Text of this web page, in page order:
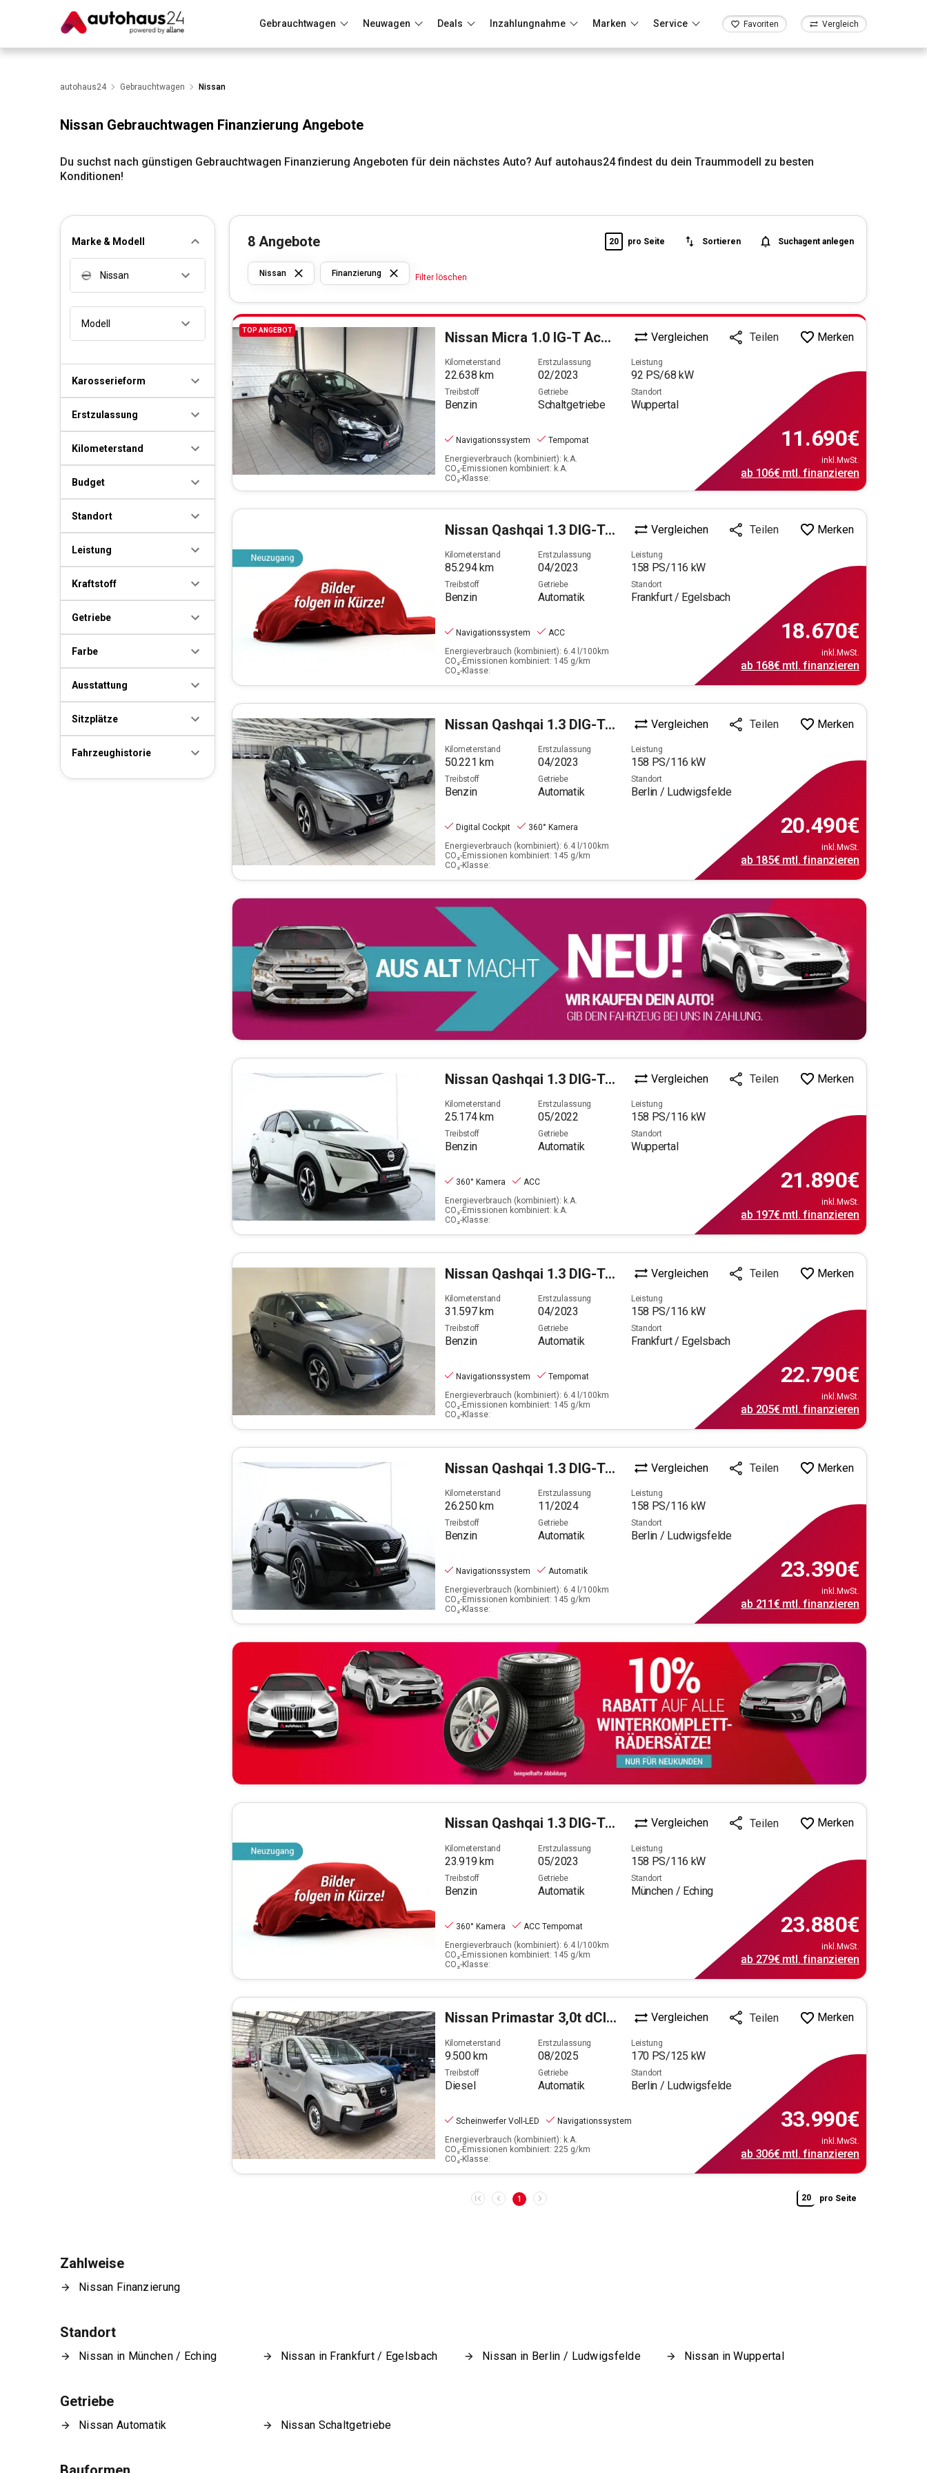
Gebrauchtwagen Neuwagen Deals Inzahlungnahme Marken Service Favoriten Vergleich
Wir bewerten dein AutoRund um die Inzahlungnahme
autohaus24 Gebrauchtwagen Nissan
Nissan Gebrauchtwagen Finanzierung Angebote
Du suchst nach günstigen Gebrauchtwagen Finanzierung Angeboten für dein nächstes Auto? Auf autohaus24 findest du dein Traummodell zu besten
Konditionen!
Marke & Modell
Nissan
Modell
Karosserieform
Erstzulassung
Kilometerstand
Budget
Standort
Leistung
Kraftstoff
Getriebe
Farbe
Ausstattung
Sitzplätze
Fahrzeughistorie
8 Angebote
Filter löschen
20 pro Seite Sortieren Suchagent anlegen
Nissan Finanzierung Filter löschen
TOP ANGEBOT Nissan Micra 1.0 IG-T Acenta (Start/Stopp)(EURO 6d) Vergleichen Teilen Merken
Kilometerstand
22.638 km
Erstzulassung
02/2023
Leistung
92 PS/68 kW
Treibstoff
Benzin
Getriebe
Schaltgetriebe
Standort
Wuppertal
Navigationssystem
Tempomat
Energieverbrauch (kombiniert): k.A.
CO₂-Emissionen kombiniert: k.A.
CO₂-Klasse:
11.690€
inkl.MwSt.
ab 106€mtl. finanzieren
Nissan Qashqai 1.3 DIG-T N-Connecta (EURO 6d) Vergleichen Teilen Merken
Kilometerstand
85.294km
Erstzulassung
04/2023
Leistung
158 PS/116 kW
Treibstoff
Benzin
Getriebe
Automatik
Standort
Frankfurt / Egelsbach
Navigationssystem
ACC
Energieverbrauch (kombiniert): 6.4 l/100km
CO₂-Emissionen kombiniert: 145 g/km
CO₂-Klasse:
18.670€
inkl.MwSt.
ab 168€mtl. finanzieren
Nissan Qashqai 1.3 DIG-T N-Connecta (EURO 6d) Vergleichen Teilen Merken
Kilometerstand
50.221 km
Erstzulassung
04/2023
Leistung
158 PS/116 kW
Treibstoff
Benzin
Getriebe
Automatik
Standort
Berlin / Ludwigsfelde
Digital Cockpit
360° Kamera
Energieverbrauch (kombiniert): 6.4 l/100km
CO₂-Emissionen kombiniert: 145 g/km
CO₂-Klasse:
20.490€
inkl.MwSt.
ab 185€mtl. finanzieren
Nissan Qashqai 1.3 DIG-T N-Connecta (EURO 6d) Vergleichen Teilen Merken
Kilometerstand
25.174km
Erstzulassung
05/2022
Leistung
158 PS/116 kW
Treibstoff
Benzin
Getriebe
Automatik
Standort
Wuppertal
360° Kamera
ACC
Energieverbrauch (kombiniert): k.A.
CO₂-Emissionen kombiniert: k.A.
CO₂-Klasse:
21.890€
inkl.MwSt.
ab 197€mtl. finanzieren
Nissan Qashqai 1.3 DIG-T N-Connecta (EURO 6d) Vergleichen Teilen Merken
Kilometerstand
31.597km
Erstzulassung
04/2023
Leistung
158 PS/116 kW
Treibstoff
Benzin
Getriebe
Automatik
Standort
Frankfurt / Egelsbach
Navigationssystem
Tempomat
Energieverbrauch (kombiniert): 6.4 l/100km
CO₂-Emissionen kombiniert: 145 g/km
CO₂-Klasse:
22.790€
inkl.MwSt.
ab 205€mtl. finanzieren
Nissan Qashqai 1.3 DIG-T Tekna (EURO 6d) Vergleichen Teilen Merken
Kilometerstand
26.250km
Erstzulassung
11/2024
Leistung
158 PS/116 kW
Treibstoff
Benzin
Getriebe
Automatik
Standort
Berlin / Ludwigsfelde
Navigationssystem
Automatik
Energieverbrauch (kombiniert): 6.4 l/100km
CO₂-Emissionen kombiniert: 145 g/km
CO₂-Klasse:
23.390€
inkl.MwSt.
ab 211€mtl. finanzieren
Nissan Qashqai 1.3 DIG-T N-Connecta Vergleichen Teilen Merken
Kilometerstand
23.919km
Erstzulassung
05/2023
Leistung
158 PS/116 kW
Treibstoff
Benzin
Getriebe
Automatik
Standort
München / Eching
360° Kamera
ACC Tempomat
Energieverbrauch (kombiniert): 6.4 l/100km
CO₂-Emissionen kombiniert: 145 g/km
CO₂-Klasse:
23.880€
inkl.MwSt.
ab 279€mtl. finanzieren
Nissan Primastar 3,0t dCI 170 Vergleichen Teilen Merken
Kilometerstand
9.500km
Erstzulassung
08/2025
Leistung
170 PS/125 kW
Treibstoff
Diesel
Getriebe
Automatik
Standort
Berlin / Ludwigsfelde
Scheinwerfer Voll-LED
Navigationssystem
Energieverbrauch (kombiniert): k.A.
CO₂-Emissionen kombiniert: 225 g/km
CO₂-Klasse:
33.990€
inkl.MwSt.
ab 306€mtl. finanzieren
1 20 pro Seite
Zahlweise
Nissan Finanzierung
Standort
Nissan in München / Eching Nissan in Frankfurt / Egelsbach Nissan in Berlin / Ludwigsfelde Nissan in Wuppertal
Getriebe
Nissan Automatik Nissan Schaltgetriebe